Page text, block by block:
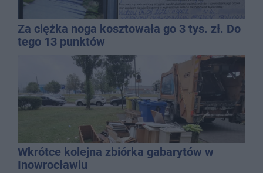
Za ciężka noga kosztowała go 3 tys. zł. Do
tego 13 punktów
Wkrótce kolejna zbiórka gabarytów w
Inowrocławiu